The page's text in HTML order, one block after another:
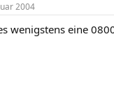
2004
wenigstens eine